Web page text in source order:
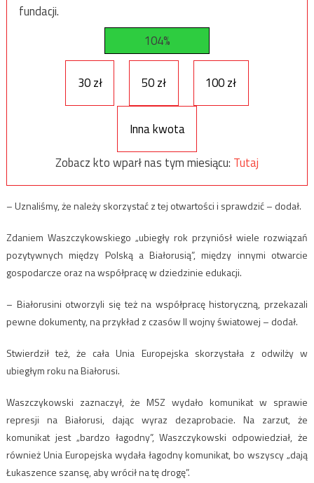
fundacji.
104%
30 zł 50 zł 100 zł
Inna kwota
Zobacz kto wparł nas tym miesiącu: Tutaj
– Uznaliśmy, że należy skorzystać z tej otwartości i sprawdzić – dodał.
Zdaniem Waszczykowskiego „ubiegły rok przyniósł wiele rozwiązań
pozytywnych między Polską a Białorusią”, między innymi otwarcie
gospodarcze oraz na współpracę w dziedzinie edukacji.
– Białorusini otworzyli się też na współpracę historyczną, przekazali
pewne dokumenty, na przykład z czasów II wojny światowej – dodał.
Stwierdził też, że cała Unia Europejska skorzystała z odwilży w
ubiegłym roku na Białorusi.
Waszczykowski zaznaczył, że MSZ wydało komunikat w sprawie
represji na Białorusi, dając wyraz dezaprobacie. Na zarzut, że
komunikat jest „bardzo łagodny”, Waszczykowski odpowiedział, że
również Unia Europejska wydała łagodny komunikat, bo wszyscy „dają
Łukaszence szansę, aby wrócił na tę drogę”.